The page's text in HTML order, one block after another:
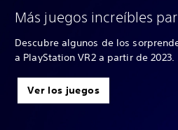
Más juegos increíbles
Descubre algunos de los
a PlayStation VR2 a partir de 2023.
Ver los juegos